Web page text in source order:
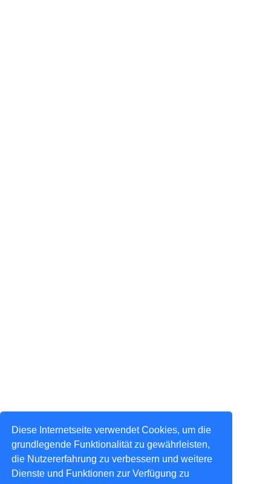
Diese Internetseite verwendet Cookies, um die
grundlegende Funktionalität zu gewährleisten,
die Nutzererfahrung zu verbessern und weitere
Dienste und Funktionen zur Verfügung zu